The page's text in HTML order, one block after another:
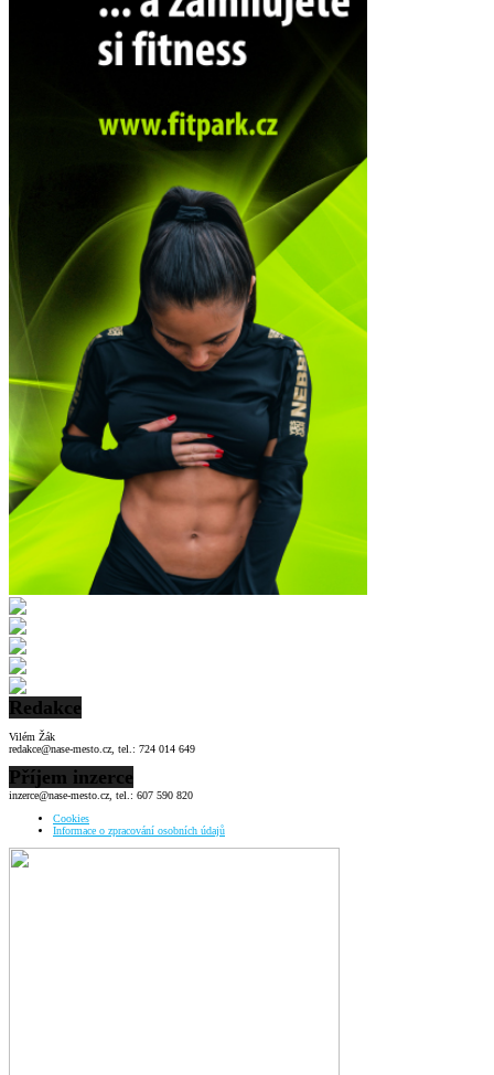
Redakce
Vilém Žák
redakce@nase-mesto.cz, tel.: 724 014 649
Příjem inzerce
inzerce@nase-mesto.cz, tel.: 607 590 820
Cookies
Informace o zpracování osobních údajů